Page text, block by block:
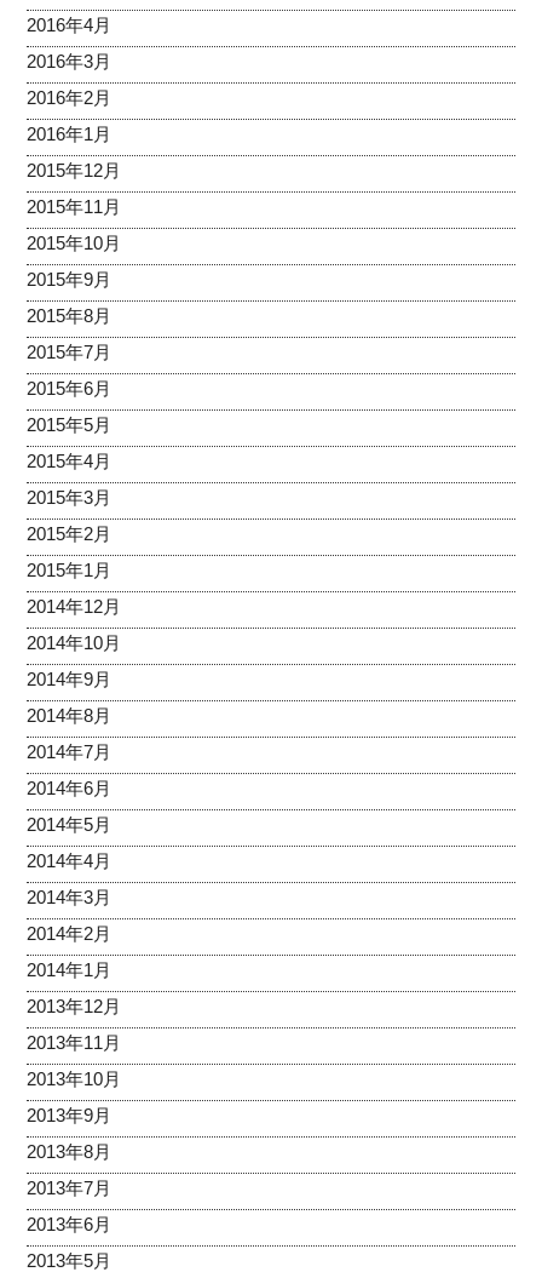
2016年4月
2016年3月
2016年2月
2016年1月
2015年12月
2015年11月
2015年10月
2015年9月
2015年8月
2015年7月
2015年6月
2015年5月
2015年4月
2015年3月
2015年2月
2015年1月
2014年12月
2014年10月
2014年9月
2014年8月
2014年7月
2014年6月
2014年5月
2014年4月
2014年3月
2014年2月
2014年1月
2013年12月
2013年11月
2013年10月
2013年9月
2013年8月
2013年7月
2013年6月
2013年5月